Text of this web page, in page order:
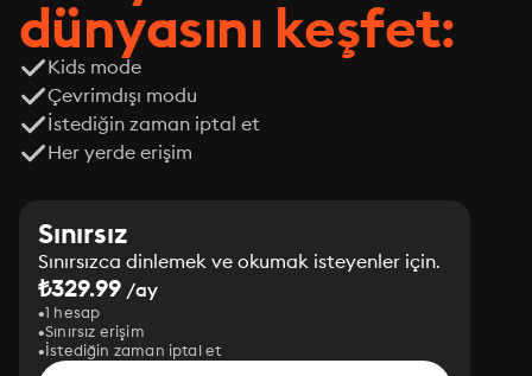
dünyasını keşfet:
Kids mode
Çevrimdışı modu
İstediğin zaman iptal et
Her yerde erişim
Sınırsız
Sınırsızca dinlemek ve okumak isteyenler için.
₺329.99 /ay
1 hesap
Sınırsız erişim
İstediğin zaman iptal et